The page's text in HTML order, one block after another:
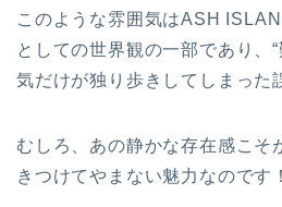
このような雰囲気はASH
としての世界観の一部であり、
気だけが独り歩きしてしまった
むしろ、あの静かな存在感こそ
きつけてやまない魅力なのです！